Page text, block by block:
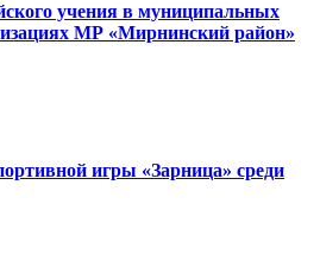
учения в муниципальных
МР «Мирнинский район»
игры «Зарница» среди